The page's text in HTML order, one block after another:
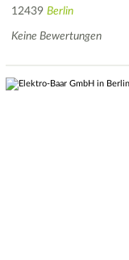
12439 Berlin
Keine Bewertungen